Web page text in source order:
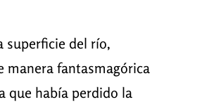
superficie del río,
manera fantasmagórica
que había perdido la